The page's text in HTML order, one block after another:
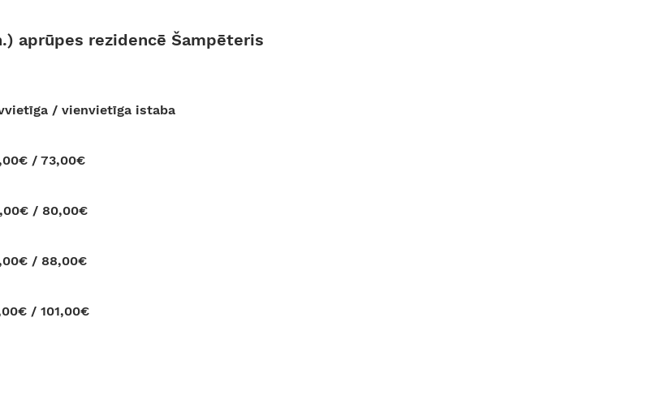
aprūpes rezidencē Šampēteris
/ vienvietīga istaba
/ 73,00€
/ 80,00€
/ 88,00€
/ 101,00€